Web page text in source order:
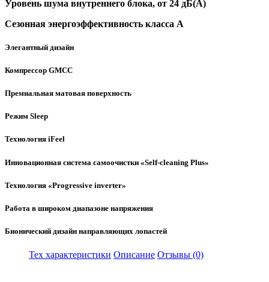
Уровень шума внутреннего блока, от 24 дБ(А)
Сезонная энергоэффективность класса А
Элегантный дизайн
Компрессор GMCC
Премиальная матовая поверхность
Режим Sleep
Технология iFeel
Инновационная система самоочистки «Self-cleaning Plus»
Технология «Progressive inverter»
Работа в широком диапазоне напряжения
Бионический дизайн направляющих лопастей
Тех характеристики Описание Отзывы (0)